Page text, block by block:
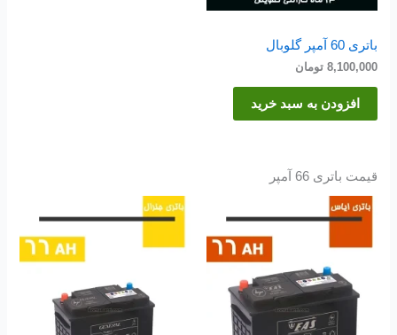
باتری 60 آمپر گلوبال
8,100,000 تومان
افزودن به سبد خرید
قیمت باتری 66 آمپر